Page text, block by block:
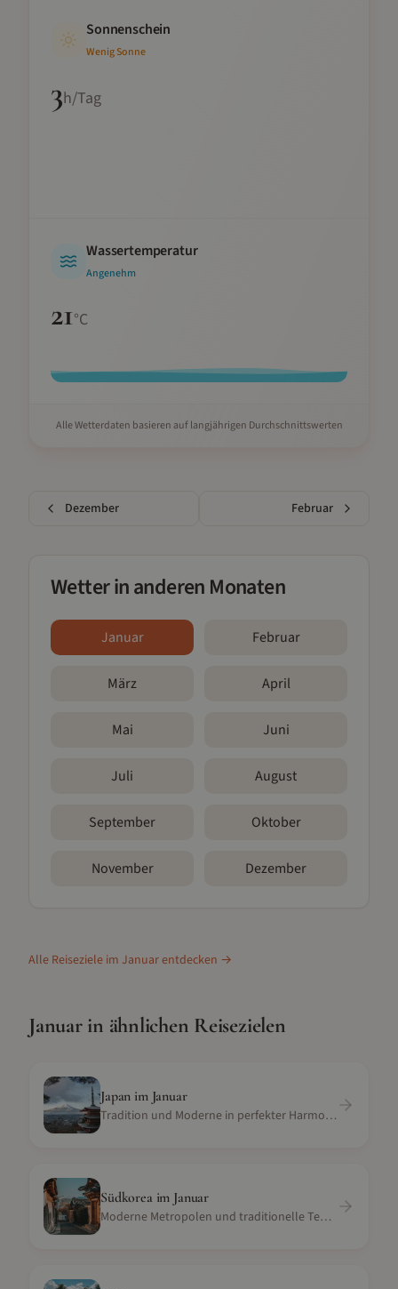
Sonnenschein
Wenig Sonne
3h/Tag
Wassertemperatur
Angenehm
21°C
Alle Wetterdaten basieren auf langjährigen Durchschnittswerten
Dezember Februar
Wetter in anderen Monaten
Januar Februar
März April
Mai Juni
Juli August
September Oktober
November Dezember
Alle Reiseziele im Januarentdecken →
Januarin ähnlichen Reisezielen
Japan im Januar
Tradition und Moderne in perfekter Harmonie
Südkorea im Januar
Moderne Metropolen und traditionelle Tempel